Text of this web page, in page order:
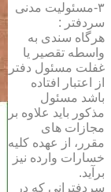
۳-مسئولیت مدنی
سردفتر :
هرگاه سندی به
واسطه تقصیر یا
غفلت مسئول دفتر
از اعتبار افتاده
باشد مسئول
مذکور باید علاوه بر
مجازات های
مقرر، از عهده کلیه
خسارات وارده نیز
برآید.
سردفترانی که در